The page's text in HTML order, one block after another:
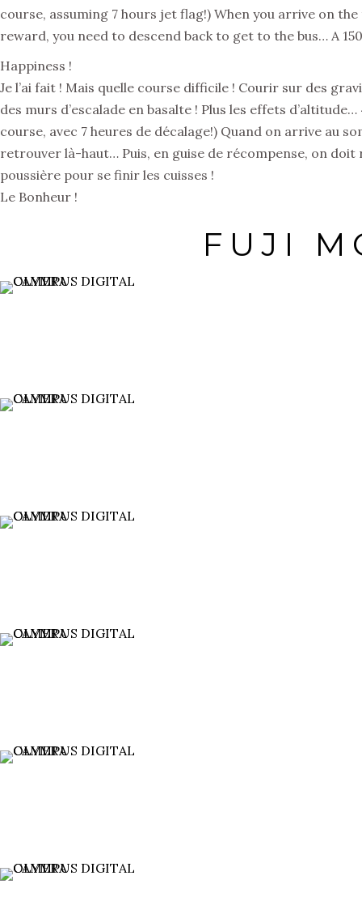
course, assuming 7 hours jet flag!) When you arrive on
reward, you need to descend back to get to the bus… A
Happiness !
Je l’ai fait ! Mais quelle course difficile ! Courir sur des
des murs d’escalade en basalte ! Plus les effets
course, avec 7 heures de décalage!) Quand on arrive au
retrouver là-haut… Puis, en guise de récompense, on doit
poussière pour se finir les cuisses !
Le Bonheur !
FUJI